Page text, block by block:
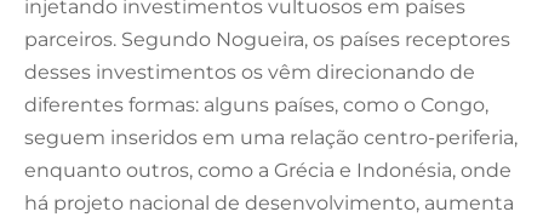
injetando investimentos vultuosos em países
parceiros. Segundo Nogueira, os países receptores
desses investimentos os vêm direcionando de
diferentes formas: alguns países, como o Congo,
seguem inseridos em uma relação centro-periferia,
enquanto outros, como a Grécia e Indonésia, onde
há projeto nacional de desenvolvimento, aumenta